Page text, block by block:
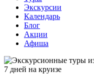
Экскурсии
Календарь
Блог
Акции
Афиша